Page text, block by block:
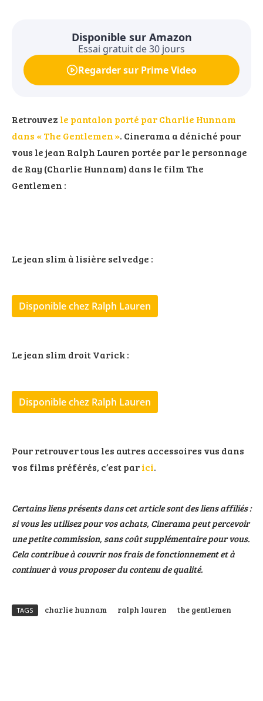
Disponible sur Amazon
Essai gratuit de 30 jours
Regarder sur Prime Video
Retrouvez le pantalon porté par Charlie Hunnam
dans « The Gentlemen ». Cinerama a déniché pour
vous le jean Ralph Lauren portée par le personnage
de Ray (Charlie Hunnam) dans le film The
Gentlemen :
Le jean slim à lisière selvedge :
Disponible chez Ralph Lauren
Le jean slim droit Varick :
Disponible chez Ralph Lauren
Pour retrouver tous les autres accessoires vus dans
vos films préférés, c’est parici.
Certains liens présents dans cet article sont des liens affiliés :
si vous les utilisez pour vos achats, Cinerama peut percevoir
une petite commission, sans coût supplémentaire pour vous.
Cela contribue à couvrir nos frais de fonctionnement et à
continuer à vous proposer du contenu de qualité.
TAGS charlie hunnam ralph lauren the gentlemen